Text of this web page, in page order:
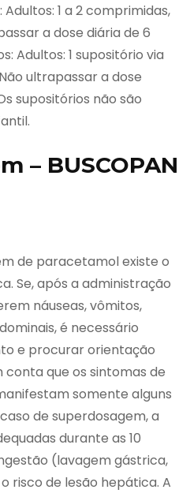
1 a 2 comprimidas,
a dose diária de 6
Adultos: 1 supositório via
ultrapassar a dose
supositórios não são
– BUSCOPAN
de paracetamol existe o
Se, após a administração
náuseas, vômitos,
é necessário
e procurar orientação
que os sintomas de
somente alguns
de superdosagem, a
durante as 10
(lavagem gástrica,
risco de lesão hepática. A